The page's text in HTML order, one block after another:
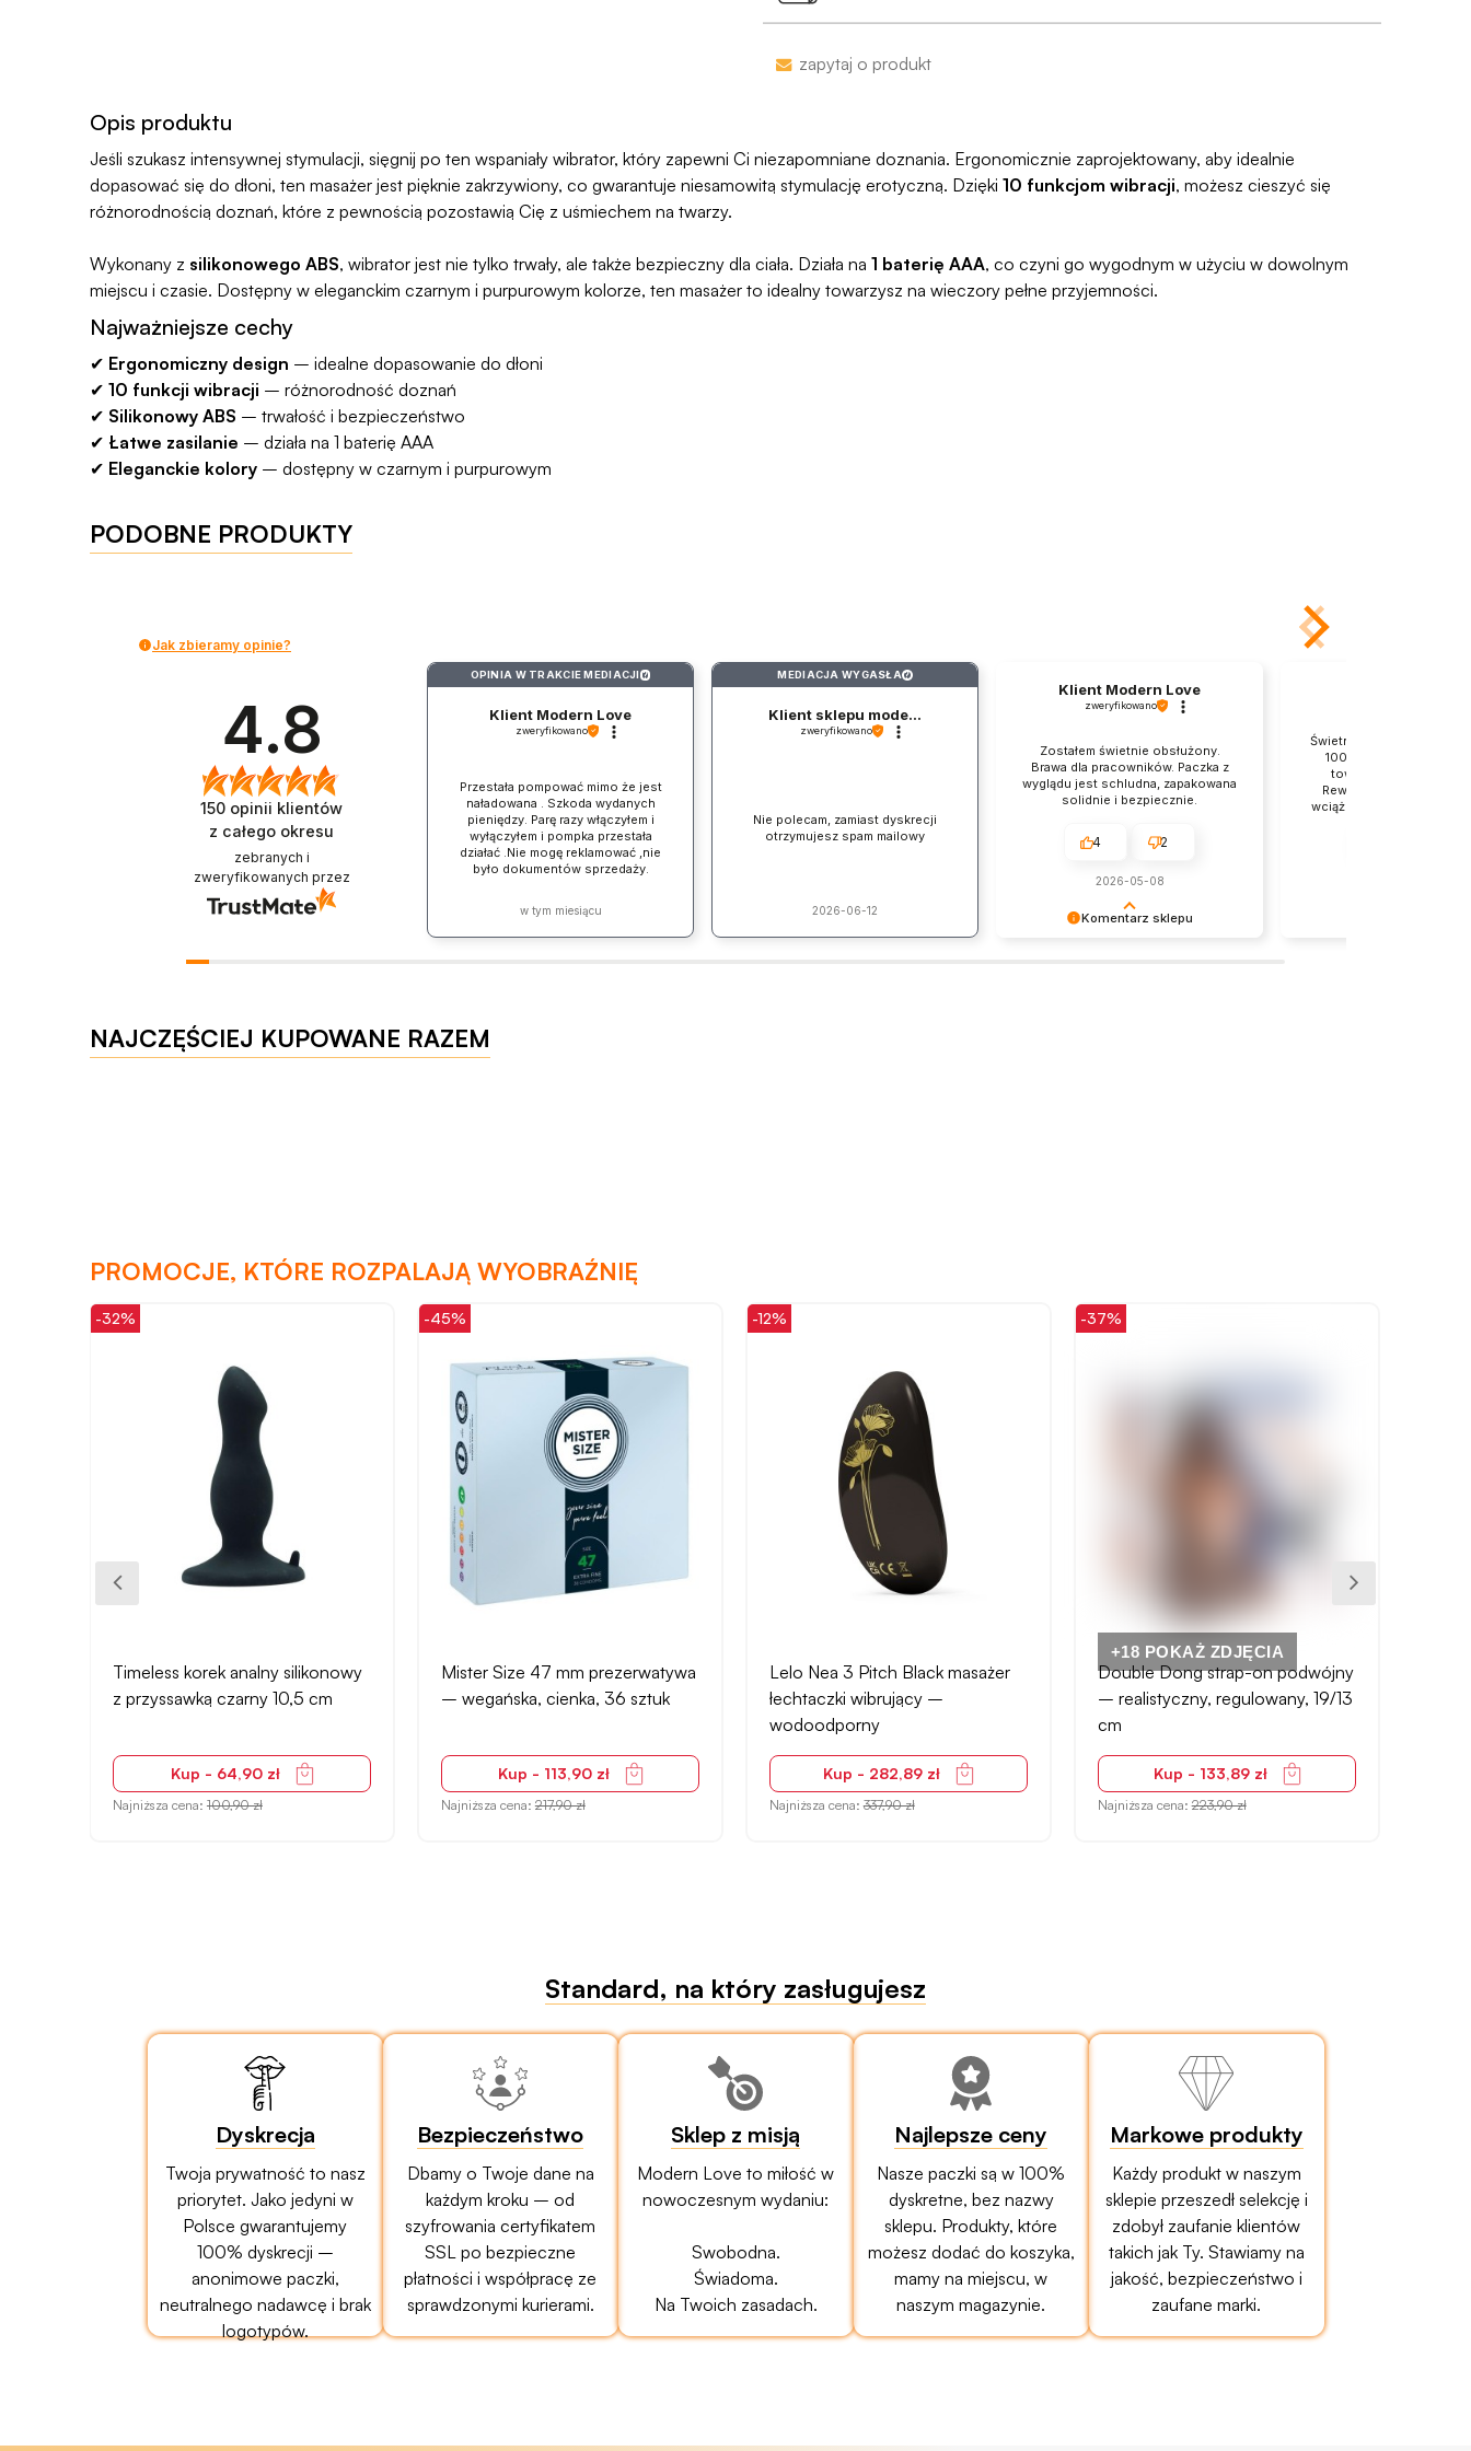
proces jesy niezwykle prosty, ponieważ
zapytaj o produkt
Opis produktu
Jeśli szukasz intensywnej stymulacji, sięgnij po ten wspaniały wibrator, który zapewni Ci niezapomniane doznania. Ergonomicznie zaprojektowany, aby idealnie
dopasować się do dłoni, ten masażer jest pięknie zakrzywiony, co gwarantuje niesamowitą stymulację erotyczną. Dzięki 10 funkcjom wibracji, możesz cieszyć się
różnorodnością doznań, które z pewnością pozostawią Cię z uśmiechem na twarzy.
Wykonany z silikonowego ABS, wibrator jest nie tylko trwały, ale także bezpieczny dla ciała. Działa na 1 baterię AAA, co czyni go wygodnym w użyciu w dowolnym
miejscu i czasie. Dostępny w eleganckim czarnym i purpurowym kolorze, ten masażer to idealny towarzysz na wieczory pełne przyjemności.
Najważniejsze cechy
✔ Ergonomiczny design – idealne dopasowanie do dłoni
✔ 10 funkcji wibracji – różnorodność doznań
✔ Silikonowy ABS – trwałość i bezpieczeństwo
✔ Łatwe zasilanie – działa na 1 baterię AAA
✔ Eleganckie kolory – dostępny w czarnym i purpurowym
PODOBNE PRODUKTY
Jak zbieramy opinie?
4.8
150 opinii klientów
z całego okresu
zebranych i
zweryfikowanych przez
OPINIA W TRAKCIE MEDIACJI ?
Klient Modern Love
zweryfikowano
Przestała pompować mimo że jest
naładowana . Szkoda wydanych
pieniędzy. Parę razy włączyłem i
wyłączyłem i pompka przestała
działać .Nie mogę reklamować ,nie
było dokumentów sprzedaży.
w tym miesiącu
MEDIACJA WYGASŁA ?
Klient sklepu mode...
zweryfikowano
Nie polecam, zamiast dyskrecji
otrzymujesz spam mailowy
2026-06-12 Komentarz sklepu
Klient Modern Love
zweryfikowano
Zostałem świetnie obsłużony.
Brawa dla pracowników. Paczka z
wyglądu jest schludna, zapakowana
solidnie i bezpiecznie.
4 2
2026-05-08
Świetnie zabezpieczona
100% dyskrecji 👍️
towar dotarł bardzo
Rewelacyjny sklep, do
wciąż wracam z wielką
NAJCZĘŚCIEJ KUPOWANE RAZEM
PROMOCJE, KTÓRE ROZPALAJĄ WYOBRAŹNIĘ
-32%
Timeless korek analny silikonowy
z przyssawką czarny 10,5 cm
Kup - 64,90 zł
Najniższa cena: 100,90 zł
-45%
Mister Size 47 mm prezerwatywa
– wegańska, cienka, 36 sztuk
Kup - 113,90 zł
Najniższa cena:217,90 zł
-12%
Lelo Nea 3 Pitch Black masażer
łechtaczki wibrujący –
wodoodporny
Kup - 282,89 zł
Najniższa cena:337,90 zł
+18 POKAŻ ZDJĘCIA
-37%
Double Dong strap-on podwójny
– realistyczny, regulowany, 19/13
cm
Kup - 133,89 zł
Najniższa cena:223,90 zł
Standard, na który zasługujesz
Dyskrecja
Twoja prywatność to nasz
priorytet. Jako jedyni w
Polsce gwarantujemy
100% dyskrecji –
anonimowe paczki,
neutralnego nadawcę i brak
logotypów.
Bezpieczeństwo
Dbamy o Twoje dane na
każdym kroku – od
szyfrowania certyfikatem
SSL po bezpieczne
płatności i współpracę ze
sprawdzonymi kurierami.
Sklep z misją
Modern Love to miłość w
nowoczesnym wydaniu:
Swobodna.
Świadoma.
Na Twoich zasadach.
Najlepsze ceny
Nasze paczki są w 100%
dyskretne, bez nazwy
sklepu. Produkty, które
możesz dodać do koszyka,
mamy na miejscu, w
naszym magazynie.
Markowe produkty
Każdy produkt w naszym
sklepie przeszedł selekcję i
zdobył zaufanie klientów
takich jak Ty. Stawiamy na
jakość, bezpieczeństwo i
zaufane marki.